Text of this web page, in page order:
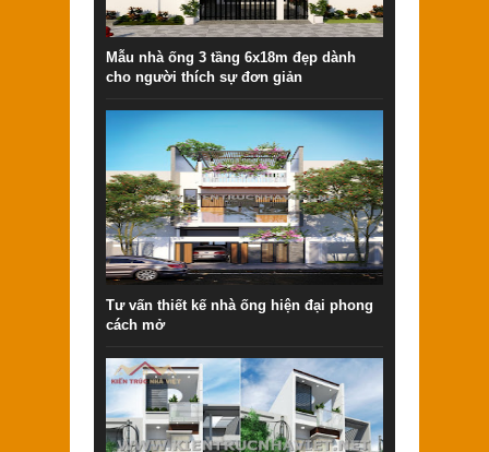
Mẫu nhà ống 3 tầng 6x18m đẹp dành
cho người thích sự đơn giản
Tư vấn thiết kế nhà ống hiện đại phong
cách mở